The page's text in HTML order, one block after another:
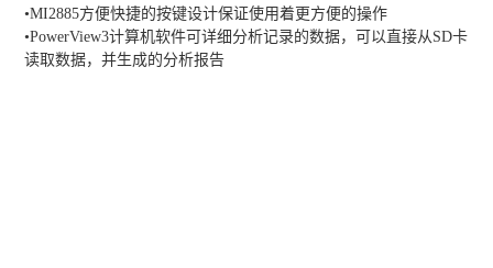
•MI2885方便快捷的按键设计保证使用着更方便的操作
•PowerView3计算机软件可详细分析记录的数据，可以直接从SD卡
读取数据，并生成的分析报告